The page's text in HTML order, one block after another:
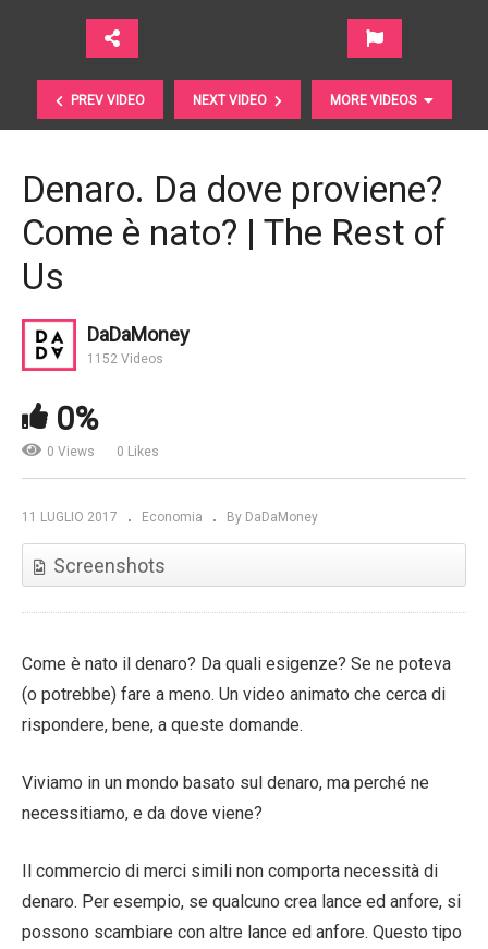
PREV VIDEO NEXT VIDEO MORE VIDEOS
Politiche economiche. Siamo giunti alla fine
Denaro. Da dove proviene?
Come è nato? | The Rest of
Us
DaDaMoney
1152 Videos
0%
0 Views 0 Likes
11 LUGLIO 2017 Economia By DaDaMoney
Screenshots
Come è nato il denaro? Da quali esigenze? Se ne poteva
(o potrebbe) fare a meno. Un video animato che cerca di
rispondere, bene, a queste domande.
Viviamo in un mondo basato sul denaro, ma perché ne
necessitiamo, e da dove viene?
Il commercio di merci simili non comporta necessità di
denaro. Per esempio, se qualcuno crea lance ed anfore, si
possono scambiare con altre lance ed anfore. Questo tipo